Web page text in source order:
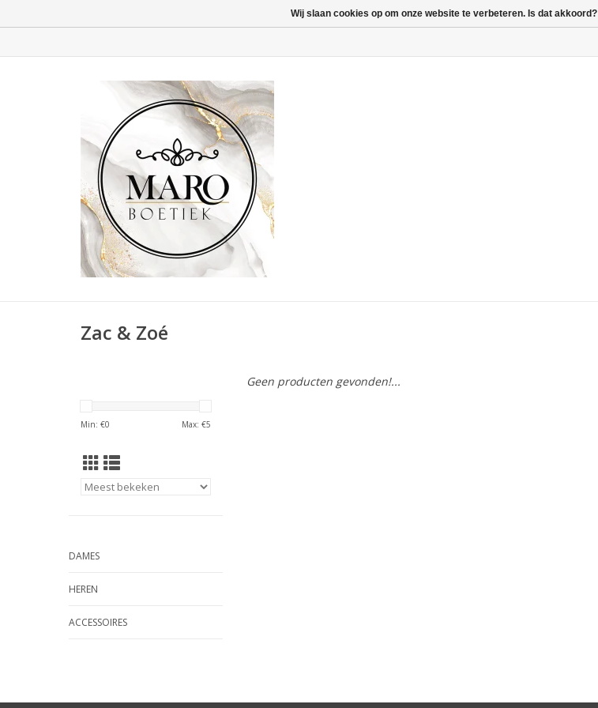
Zac & Zoé
Min: €0 Max: €5
DAMES
HEREN
ACCESSOIRES
Geen producten gevonden!...
Wij slaan cookies op om onze website te verbeteren. Is dat akkoord?